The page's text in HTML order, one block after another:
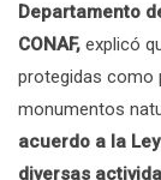
Departamento
CONAF, explicó
protegidas como
monumentos
acuerdo a la
diversas